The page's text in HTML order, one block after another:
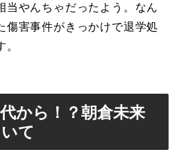
当やんちゃだったよう。なん
傷害事件がきっかけで退学処
から！？朝倉未来
て